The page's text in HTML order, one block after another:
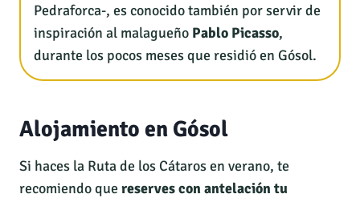
Pedraforca-, es conocido también por servir de
inspiración al malagueño Pablo Picasso,
durante los pocos meses que residió en Gósol.
Alojamiento en Gósol
Si haces la Ruta de los Cátaros en verano, te
recomiendo que reserves con antelación tu